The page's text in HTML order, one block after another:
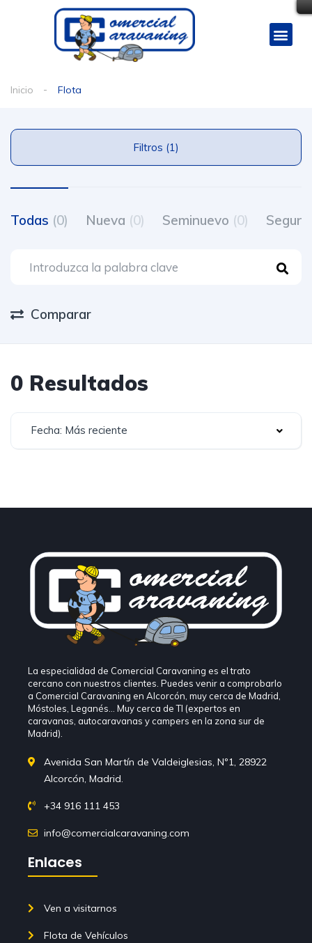
Inicio Flota
Filtros (1)
Todas (0) Nueva (0) Seminuevo (0)
Comparar
0 Resultados
Fecha: Más reciente
La especialidad de Comercial Caravaning es el trato
cercano con nuestros clientes. Puedes venir a comprobarlo
a Comercial Caravaning en Alcorcón, muy cerca de Madrid,
Móstoles, Leganés… Muy cerca de TI (expertos en
caravanas, autocaravanas y campers en la zona sur de
Madrid).
Avenida San Martín de Valdeiglesias, Nº1, 28922
Alcorcón, Madrid.
+34 916 111 453
info@comercialcaravaning.com
Enlaces
Ven a visitarnos
Flota de Vehículos